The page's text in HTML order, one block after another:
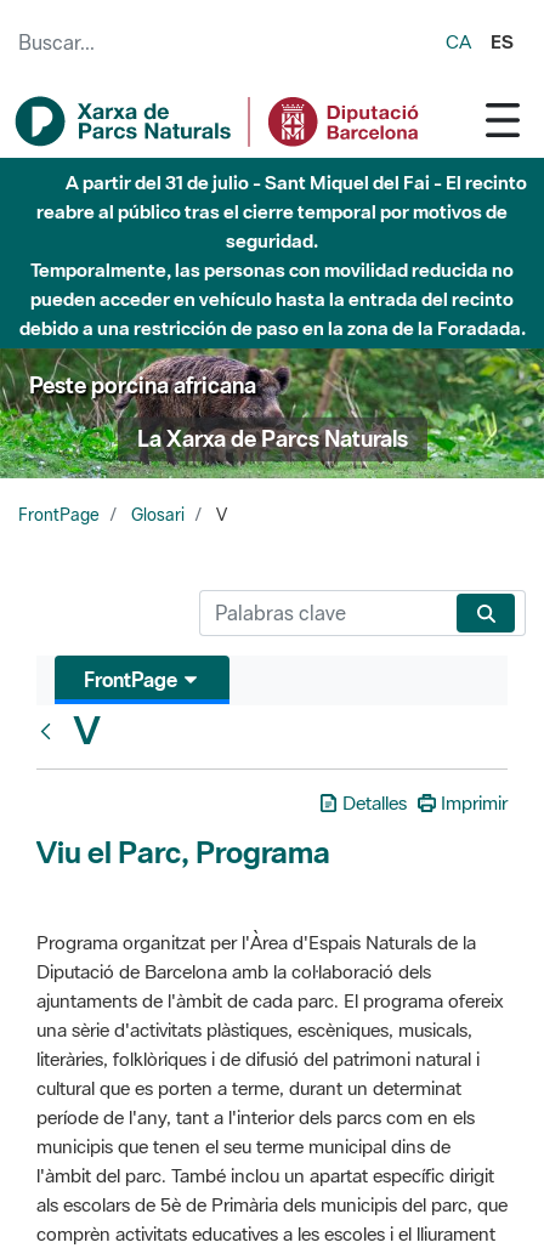
CA ES
A partir del 31 de julio - Sant Miquel del Fai - El recinto
reabre al público tras el cierre temporal por motivos de
seguridad.
Temporalmente, las personas con movilidad reducida no
pueden acceder en vehículo hasta la entrada del recinto
debido a una restricción de paso en la zona de la Foradada.
Peste porcina africana
La Xarxa de Parcs Naturals
FrontPage Glosari V
FrontPage
V
Detalles Imprimir
Viu el Parc, Programa
Programa organitzat per l'Àrea d'Espais Naturals de la
Diputació de Barcelona amb la col·laboració dels
ajuntaments de l'àmbit de cada parc. El programa ofereix
una sèrie d'activitats plàstiques, escèniques, musicals,
literàries, folklòriques i de difusió del patrimoni natural i
cultural que es porten a terme, durant un determinat
període de l'any, tant a l'interior dels parcs com en els
municipis que tenen el seu terme municipal dins de
l'àmbit del parc. També inclou un apartat específic dirigit
als escolars de 5è de Primària dels municipis del parc, que
comprèn activitats educatives a les escoles i el lliurament